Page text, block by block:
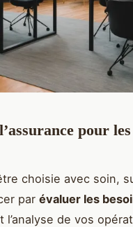
pour
choisie avec soin,
par évaluer les
l’analyse de vos